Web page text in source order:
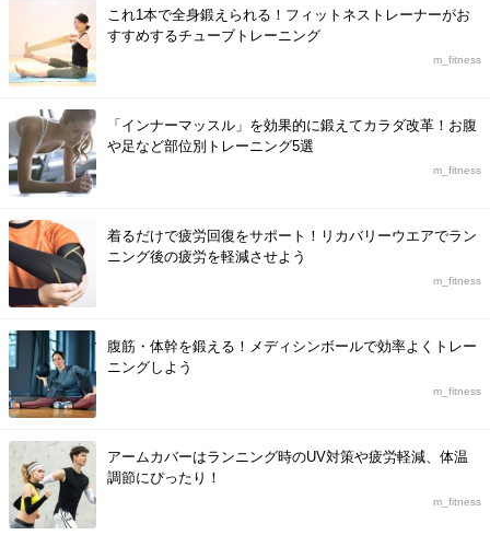
これ1本で全身鍛えられる！フィットネストレーナーがお
すすめするチューブトレーニング
m_fitness
「インナーマッスル」を効果的に鍛えてカラダ改革！お腹
や足など部位別トレーニング5選
m_fitness
着るだけで疲労回復をサポート！リカバリーウエアでラン
ニング後の疲労を軽減させよう
m_fitness
腹筋・体幹を鍛える！メディシンボールで効率よくトレー
ニングしよう
m_fitness
アームカバーはランニング時のUV対策や疲労軽減、体温
調節にぴったり！
m_fitness